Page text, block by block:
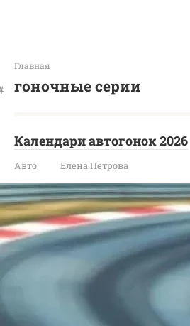
Главная
гоночные серии
Календари автогонок 2026
Авто Елена Петрова